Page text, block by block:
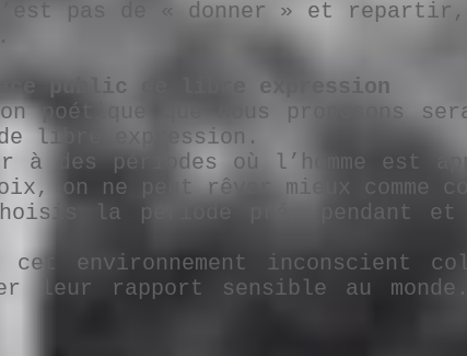
pas de « donner » et
public de libre expression
poétique que nous proposons
libre expression.
à des périodes où l’homme est
on ne peut rêver mieux comme
la période pré, pendant et
cet environnement inconscient
leur rapport sensible au